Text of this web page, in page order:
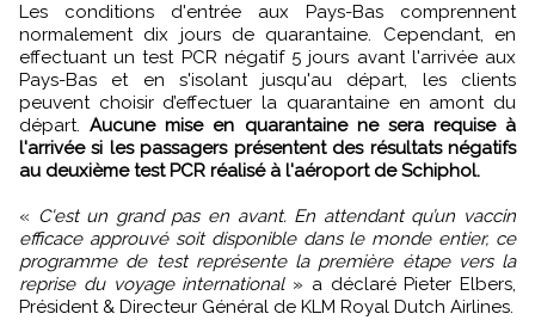
Les conditions d'entrée aux Pays-Bas comprennent
normalement dix jours de quarantaine. Cependant, en
effectuant un test PCR négatif 5 jours avant l'arrivée aux
Pays-Bas et en s'isolant jusqu'au départ, les clients
peuvent choisir d’effectuer la quarantaine en amont du
départ.Aucune mise en quarantaine ne sera requise à
l'arrivée si les passagers présentent des résultats négatifs
au deuxième test PCR réalisé à l'aéroport de Schiphol.
« C'est un grand pas en avant. En attendant qu’un vaccin
efficace approuvé soit disponible dans le monde entier, ce
programme de test représente la première étape vers la
reprise du voyage international» a déclaré Pieter Elbers,
Président & Directeur Général de KLM Royal Dutch Airlines.